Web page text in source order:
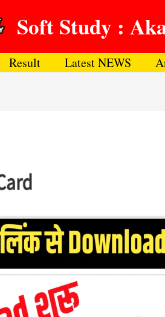
Soft Study :
Result Latest NEWS